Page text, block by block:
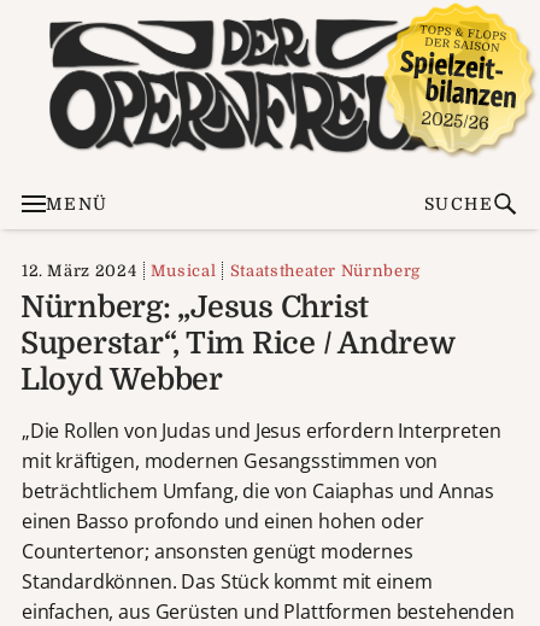
MENÜ SUCHE
12. März 2024 Musical Staatstheater Nürnberg
Nürnberg: „Jesus Christ
Superstar“, Tim Rice / Andrew
Lloyd Webber
„Die Rollen von Judas und Jesus erfordern Interpreten
mit kräftigen, modernen Gesangsstimmen von
beträchtlichem Umfang, die von Caiaphas und Annas
einen Basso profondo und einen hohen oder
Countertenor; ansonsten genügt modernes
Standardkönnen. Das Stück kommt mit einem
einfachen, aus Gerüsten und Plattformen bestehenden